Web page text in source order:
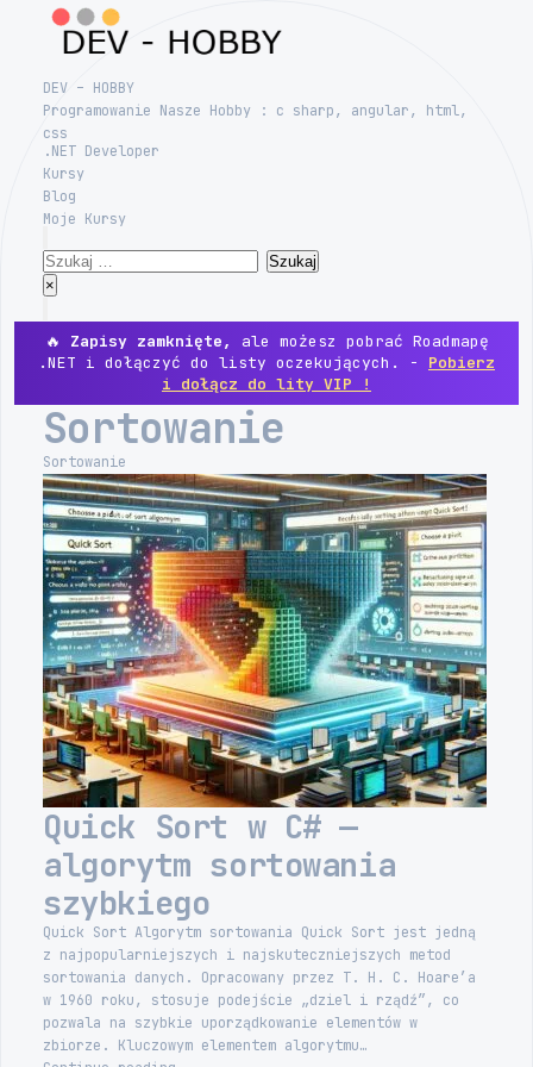
DEV – HOBBY
Programowanie Nasze Hobby : c sharp, angular, html,
css
.NET Developer
Kursy
Blog
Moje Kursy
Szukaj:
Close
×
🔥 Zapisy zamknięte, ale możesz pobrać Roadmapę
.NET i dołączyć do listy oczekujących. - Pobierz
i dołącz do lity VIP !
Sortowanie
Sortowanie
Quick Sort w C# —
algorytm sortowania
szybkiego
Quick Sort Algorytm sortowania Quick Sort jest jedną
z najpopularniejszych i najskuteczniejszych metod
sortowania danych. Opracowany przez T. H. C. Hoare’a
w 1960 roku, stosuje podejście „dziel i rządź”, co
pozwala na szybkie uporządkowanie elementów w
zbiorze. Kluczowym elementem algorytmu…